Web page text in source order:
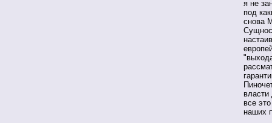
я не
под
снова
все
наших